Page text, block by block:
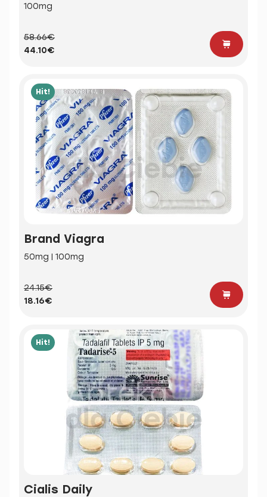
100mg
58.66€
44.10€
Hit!
Brand Viagra
50mg | 100mg
24.15€
18.16€
Hit!
Cialis Daily